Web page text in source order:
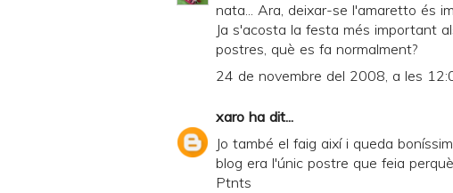
F
nata... Ara, deixar-se l'amaretto és
Ja s'acosta la festa més important
postres, què es fa normalment?
24 de novembre del 2008, a les
xaro ha dit...
Jo també el faig així i queda
blog era l'únic postre que feia
Ptnts